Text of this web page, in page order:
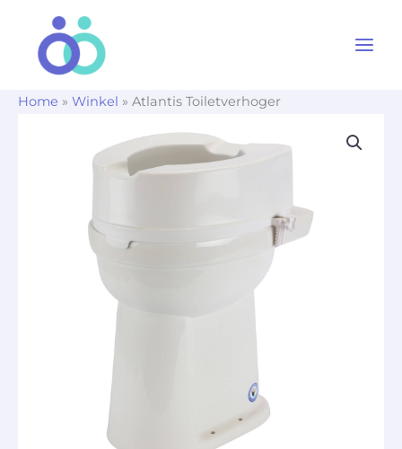
Home » Winkel » Atlantis Toiletverhoger